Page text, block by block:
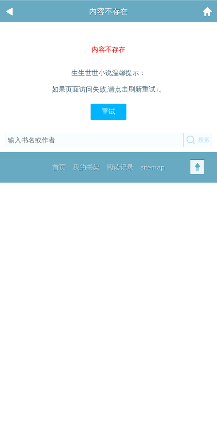
内容不存在
内容不存在
生生世世小说温馨提示：
如果页面访问失败,请点击刷新重试↓。
重试
首页 我的书架 阅读记录 sitemap